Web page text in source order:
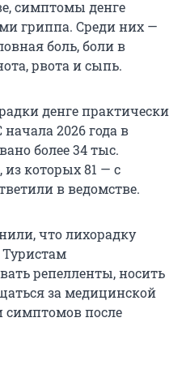
симптомы денге
гриппа. Среди них —
боль, боли в
рвота и сыпь.
денге практически
2026 года в
более 34 тыс.
из которых 81 — с
в ведомстве.
что лихорадку
репелленты, носить
за медицинской
после